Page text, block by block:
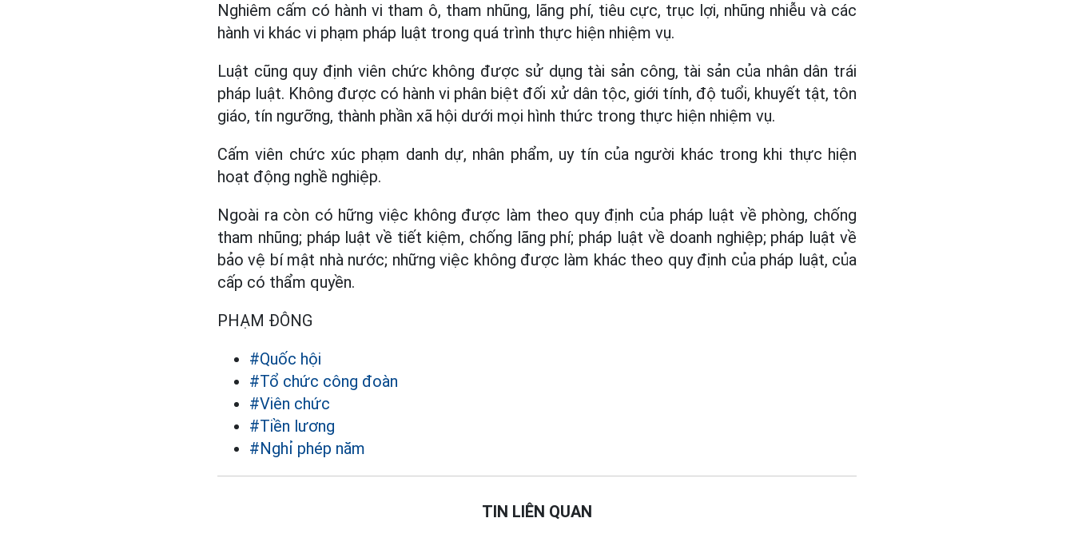
Nghiêm cấm có hành vi tham ô, tham nhũng, lãng phí, tiêu cực, trục lợi, nhũng nhiễu và các
hành vi khác vi phạm pháp luật trong quá trình thực hiện nhiệm vụ.
Luật cũng quy định viên chức không được sử dụng tài sản công, tài sản của nhân dân trái
pháp luật. Không được có hành vi phân biệt đối xử dân tộc, giới tính, độ tuổi, khuyết tật, tôn
giáo, tín ngưỡng, thành phần xã hội dưới mọi hình thức trong thực hiện nhiệm vụ.
Cấm viên chức xúc phạm danh dự, nhân phẩm, uy tín của người khác trong khi thực hiện
hoạt động nghề nghiệp.
Ngoài ra còn có hững việc không được làm theo quy định của pháp luật về phòng, chống
tham nhũng; pháp luật về tiết kiệm, chống lãng phí; pháp luật về doanh nghiệp; pháp luật về
bảo vệ bí mật nhà nước; những việc không được làm khác theo quy định của pháp luật, của
cấp có thẩm quyền.
PHẠM ĐÔNG
#Quốc hội
#Tổ chức công đoàn
#Viên chức
#Tiền lương
#Nghỉ phép năm
TIN LIÊN QUAN